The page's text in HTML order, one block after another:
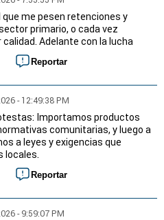
me pesen retenciones y
primario, o cada vez
Adelante con la lucha
Reportar
- 12:49:38 PM
Importamos productos
comunitarias, y luego a
a leyes y exigencias que
locales.
Reportar
- 9:59:07 PM